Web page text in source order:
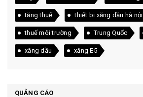
tăng thuế thiết bị xăng dầu hà nội
thuế môi trường Trung Quốc
xăng dầu xăng E5
QUẢNG CÁO